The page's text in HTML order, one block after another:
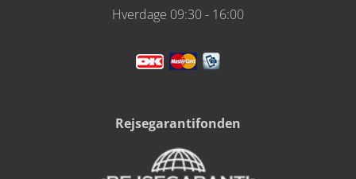
Hverdage 09:30 - 16:00
Rejsegarantifonden